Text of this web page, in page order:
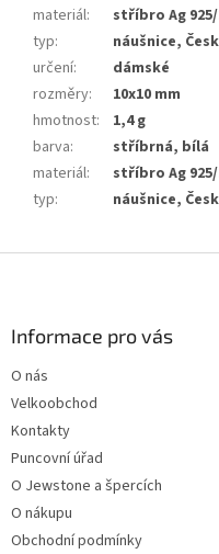
materiál:
stříbro Ag
typ:
náušnice,
určení:
dámské
rozměry:
10x10 mm
hmotnost:
1,4 g
barva:
stříbrná, bílá
materiál:
stříbro Ag
typ: náušnice,
Informace pro vás
O nás
Velkoobchod
Kontakty
Puncovní úřad
O Jewstone a špercích
O nákupu
Obchodní podmínky